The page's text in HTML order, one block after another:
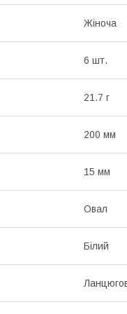
Жіноча
6 шт.
21.7 г
200 мм
15 мм
Овал
Білий